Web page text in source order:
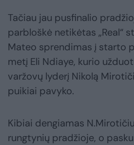
Tačiau jau pusfinalio
parbloškė netikėtas „Real“
Mateo sprendimas į starto
metį Eli Ndiaye, kurio
varžovų lyderį Nikolą
puikiai pavyko.
Kibiai dengiamas
rungtynių pradžioje, o